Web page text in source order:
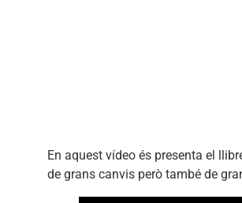
En aquest vídeo és presenta el
de grans canvis però també de